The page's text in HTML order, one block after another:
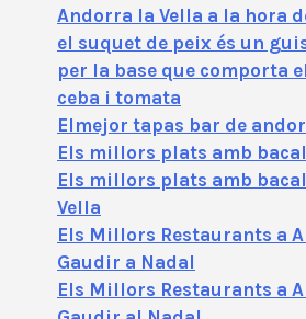
Andorra la Vella a la hora
el suquet de peix és un
per la base que comporta
ceba i tomata
Elmejor tapas bar de
Els millors plats amb
Els millors plats amb
Vella
Els Millors Restaurants a
Gaudir a Nadal
Els Millors Restaurants a